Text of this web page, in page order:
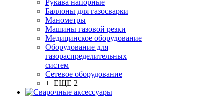
Рукава напорные
Баллоны для газосварки
Манометры
Машины газовой резки
Медицинское оборудование
Оборудование для
газораспределительных
систем
Сетевое оборудование
+ ЕЩЕ 2